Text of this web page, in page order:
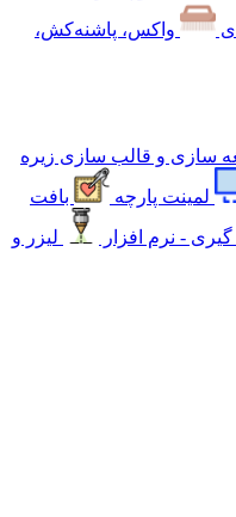
واکس، پاشنه‌کش،
سازی و قالب سازی زیره
لمینت پارچه
بافت
- نرم افزار
لیزر و